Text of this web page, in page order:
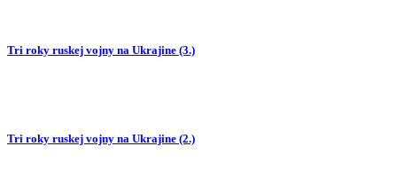
Tri roky ruskej vojny na Ukrajine (3.)
Tri roky ruskej vojny na Ukrajine (2.)